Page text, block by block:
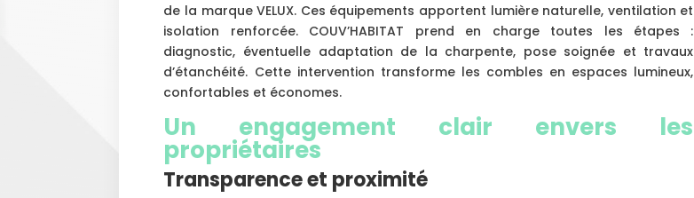
de la marque VELUX. Ces équipements apportent lumière naturelle, ventilation et
isolation renforcée. COUV’HABITAT prend en charge toutes les étapes :
diagnostic, éventuelle adaptation de la charpente, pose soignée et travaux
d’étanchéité. Cette intervention transforme les combles en espaces lumineux,
confortables et économes.
Un engagement clair envers les
propriétaires
Transparence et proximité